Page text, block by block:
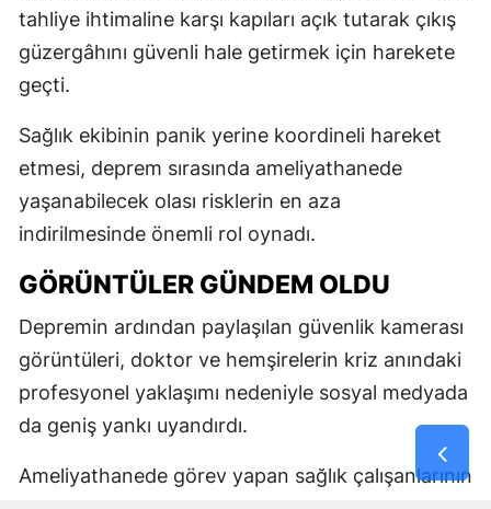
tahliye ihtimaline karşı kapıları açık tutarak çıkış
güzergâhını güvenli hale getirmek için harekete
geçti.
Sağlık ekibinin panik yerine koordineli hareket
etmesi, deprem sırasında ameliyathanede
yaşanabilecek olası risklerin en aza
indirilmesinde önemli rol oynadı.
GÖRÜNTÜLER GÜNDEM OLDU
Depremin ardından paylaşılan güvenlik kamerası
görüntüleri, doktor ve hemşirelerin kriz anındaki
profesyonel yaklaşımı nedeniyle sosyal medyada
da geniş yankı uyandırdı.
Ameliyathanede görev yapan sağlık çalışanlarının